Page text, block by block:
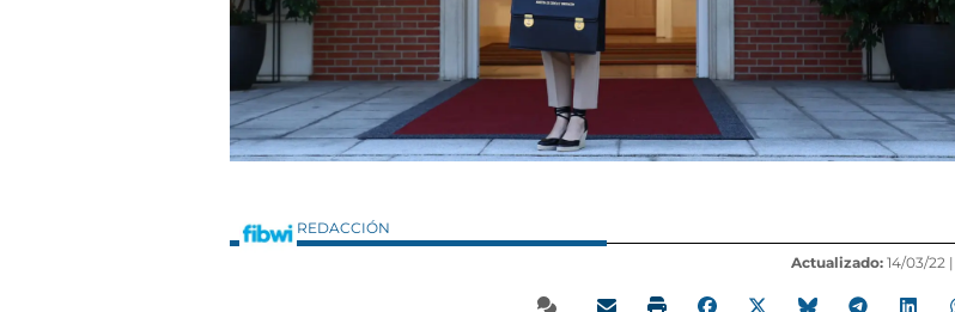
REDACCIÓN
Actualizado: 14/03/22 |